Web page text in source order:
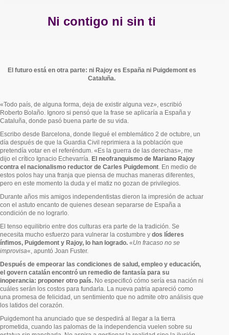
Ni contigo ni sin ti
El futuro está en otra parte: ni Rajoy es España ni Puigdemont es
Cataluña.
«Todo país, de alguna forma, deja de existir alguna vez», escribió
Roberto Bolaño. Ignoro si pensó que la frase se aplicaría a España y
Cataluña, donde pasó buena parte de su vida.
Escribo desde Barcelona, donde llegué el emblemático 2 de octubre, un
día después de que la Guardia Civil reprimiera a la población que
pretendía votar en el referéndum. «Es la guerra de las derechas», me
dijo el crítico Ignacio Echevarría. El neofranquismo de Mariano Rajoy
contra el nacionalismo reductor de Carles Puigdemont. En medio de
estos polos hay una franja que piensa de muchas maneras diferentes,
pero en este momento la duda y el matiz no gozan de privilegios.
Durante años mis amigos independentistas dieron la impresión de actuar
con el astuto encanto de quienes desean separarse de España a
condición de no lograrlo.
El tenso equilibrio entre dos culturas era parte de la tradición. Se
necesita mucho esfuerzo para vulnerar la costumbre y dos líderes
ínfimos, Puigdemont y Rajoy, lo han logrado. «Un fracaso no se
improvisa«, apuntó Joan Fuster.
Después de empeorar las condiciones de salud, empleo y educación,
el govern catalán encontró un remedio de fantasía para su
inoperancia: proponer otro país. No especificó cómo sería esa nación ni
cuáles serán los costos para fundarla. La nueva patria apareció como
una promesa de felicidad, un sentimiento que no admite otro análisis que
los latidos del corazón.
Puigdemont ha anunciado que se despedirá al llegar a la tierra
prometida, cuando las palomas de la independencia vuelen sobre su